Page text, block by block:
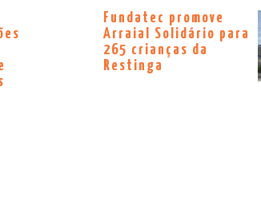
Fundatec promove
Arraial Solidário para
265 crianças da
Restinga